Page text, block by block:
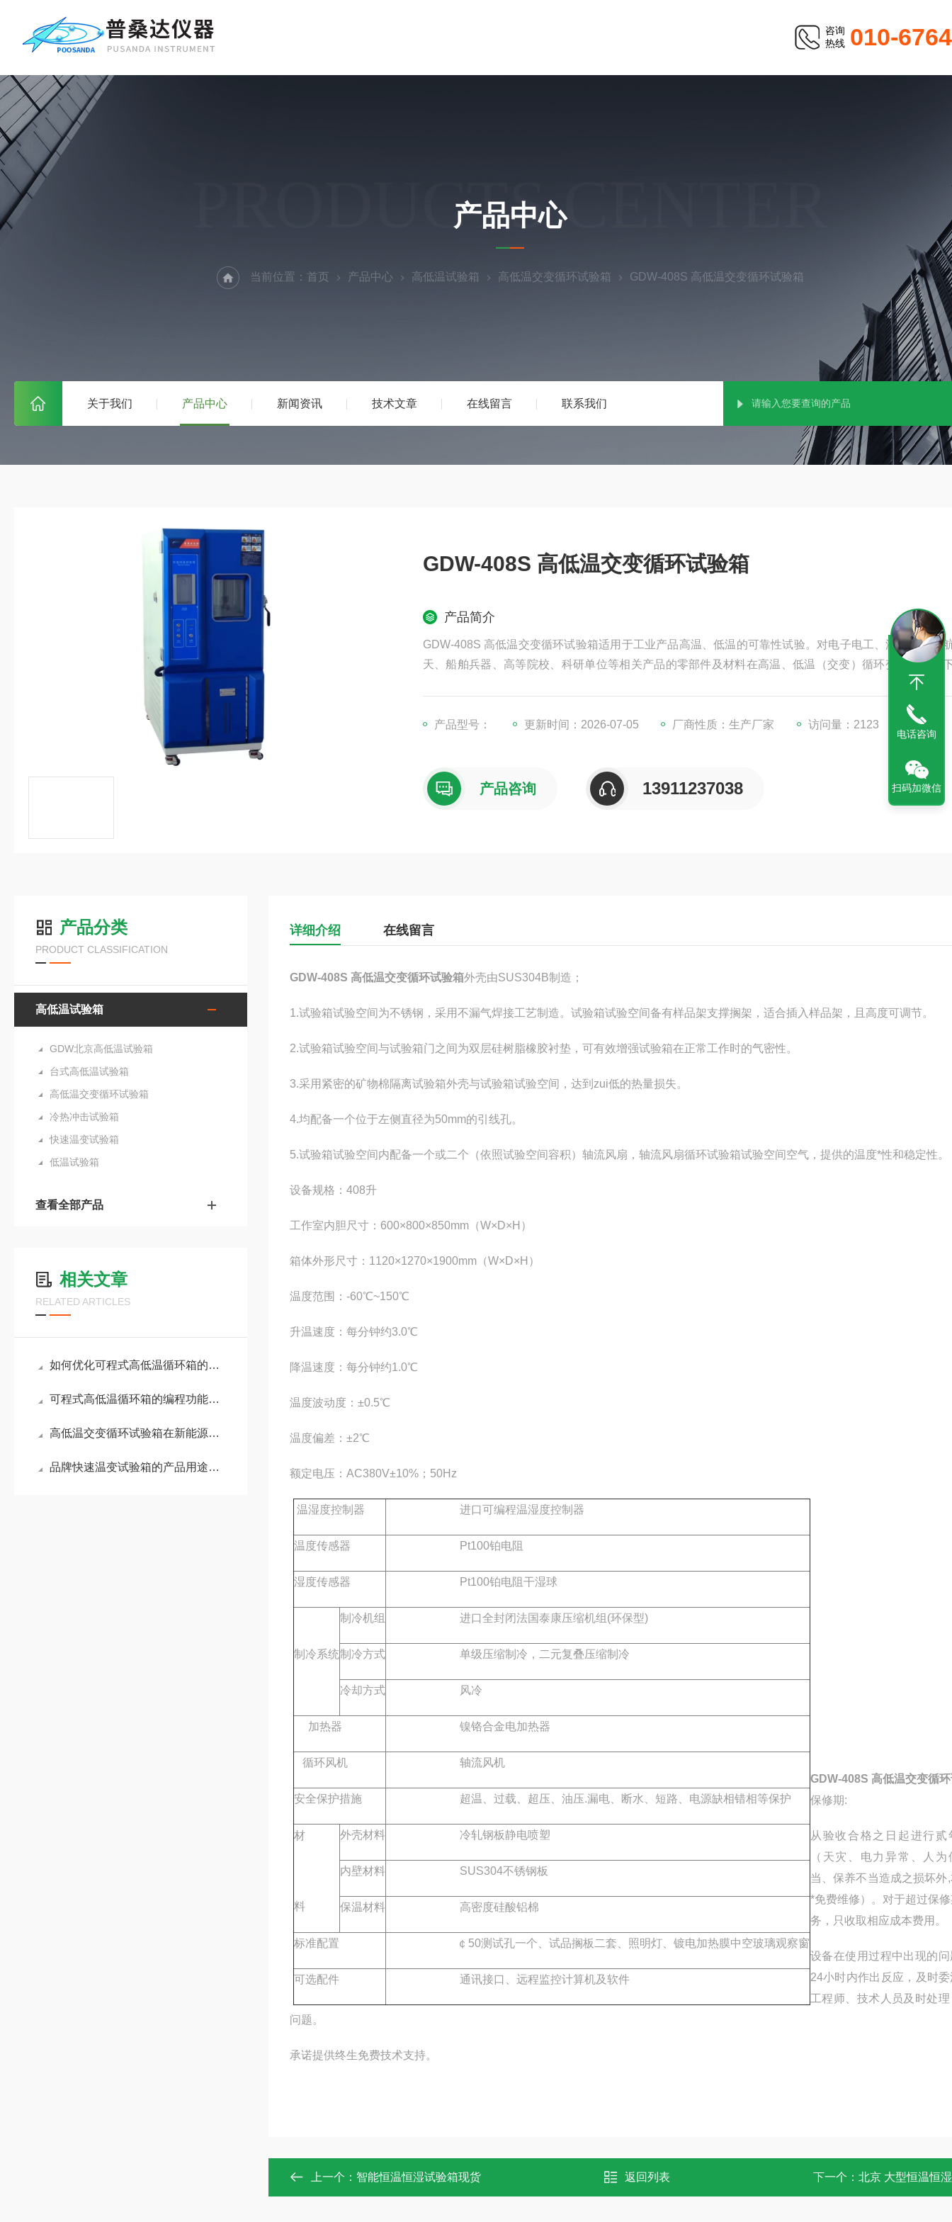
咨询
热线 010-
关于我们 产品中心 新闻资讯 技术文章 在线留言 联系我们
PRODUCTS CENTER
产品中心
当前位置： 首页 产品中心 高低温试验箱 高低温交变循环试验箱 GDW-408S 高低温交变循环试验箱
GDW-408S 高低温交变循环试验箱
产品简介
GDW-408S 高低温交变循环试验箱适用于工业产品高温、低温的可靠性试验。对电子电工、汽车摩托、
天、船舶兵器、高等院校、科研单位等相关产品的零部件及材料在高温、低温（交变）循环变化的情况
产品型号： 更新时间：2026-07-05 厂商性质：生产厂家 访问量：2123
产品咨询 13911237038
产品分类
PRODUCT CLASSIFICATION
高低温试验箱
GDW北京高低温试验箱
台式高低温试验箱
高低温交变循环试验箱
冷热冲击试验箱
快速温变试验箱
低温试验箱
查看全部产品
相关文章
RELATED ARTICLES
如何优化可程式高低温循环箱的使用与维护？
可程式高低温循环箱的编程功能与操作指南说明
高低温交变循环试验箱在新能源电池行业的作用
品牌快速温变试验箱的产品用途和设备特点概述
详细介绍 在线留言
GDW-408S 高低温交变循环试验箱外壳由SUS304B制造；
1.试验箱试验空间为不锈钢，采用不漏气焊接工艺制造。试验箱试验空间备有样品架支撑搁架，适合插入样品架，且高度可调节。
2.试验箱试验空间与试验箱门之间为双层硅树脂橡胶衬垫，可有效增强试验箱在正常工作时的气密性。
3.采用紧密的矿物棉隔离试验箱外壳与试验箱试验空间，达到zui低的热量损失。
4.均配备一个位于左侧直径为50mm的引线孔。
5.试验箱试验空间内配备一个或二个（依照试验空间容积）轴流风扇，轴流风扇循环试验箱试验空间空气，提供的温度*性和稳定性。
设备规格：408升
工作室内胆尺寸：600×800×850mm（W×D×H）
箱体外形尺寸：1120×1270×1900mm（W×D×H）
温度范围：-60℃~150℃
升温速度：每分钟约3.0℃
降温速度：每分钟约1.0℃
温度波动度：±0.5℃
温度偏差：±2℃
额定电压：AC380V±10%；50Hz
温湿度控制器 进口可编程温湿度控制器
温度传感器 Pt100铂电阻
湿度传感器 Pt100铂电阻干湿球
制冷系统
制冷机组 进口全封闭法国泰康压缩机组(环保型)
制冷方式 单级压缩制冷，二元复叠压缩制冷
冷却方式 风冷
加热器 镍铬合金电加热器
循环风机 轴流风机
安全保护措施 超温、过载、超压、油压.漏电、断水、短路、电源缺相错相等保护
材
料
外壳材料 冷轧钢板静电喷塑
内壁材料 SUS304不锈钢板
保温材料 高密度硅酸铝棉
标准配置 ￠50测试孔一个、试品搁板二套、照明灯、镀电加热膜中空玻璃观察窗
可选配件 通讯接口、远程监控计算机及软件
GDW-408S 高低温交变循
保修期:
从验收合格之日起进行贰
（天灾、电力异常、人为
当、保养不当造成之损坏外
*免费维修）。对于超过保
务，只收取相应成本费用。
设备在使用过程中出现的
24小时内作出反应，及时
工程师、技术人员及时处
问题。
承诺提供终生免费技术支持。
上一个： 智能恒温恒湿试验箱现货 返回列表 下一个： 北京 大型恒温恒
电话咨询
扫码加微信